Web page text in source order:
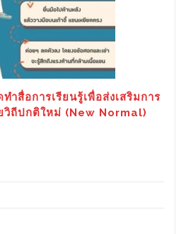
ำสื่อการเรียนรู้เพื่อส่งเสริมการ
วิถีปกติใหม่ (New Normal)